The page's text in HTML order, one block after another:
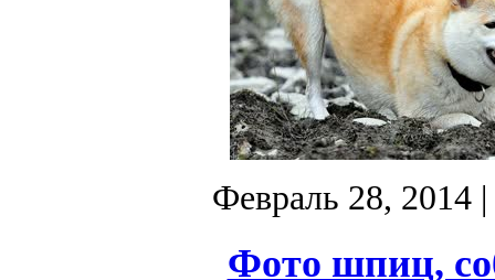
Февраль 28, 2014
Фото шпиц,